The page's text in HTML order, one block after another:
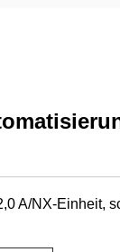
A/NX-Einheit,